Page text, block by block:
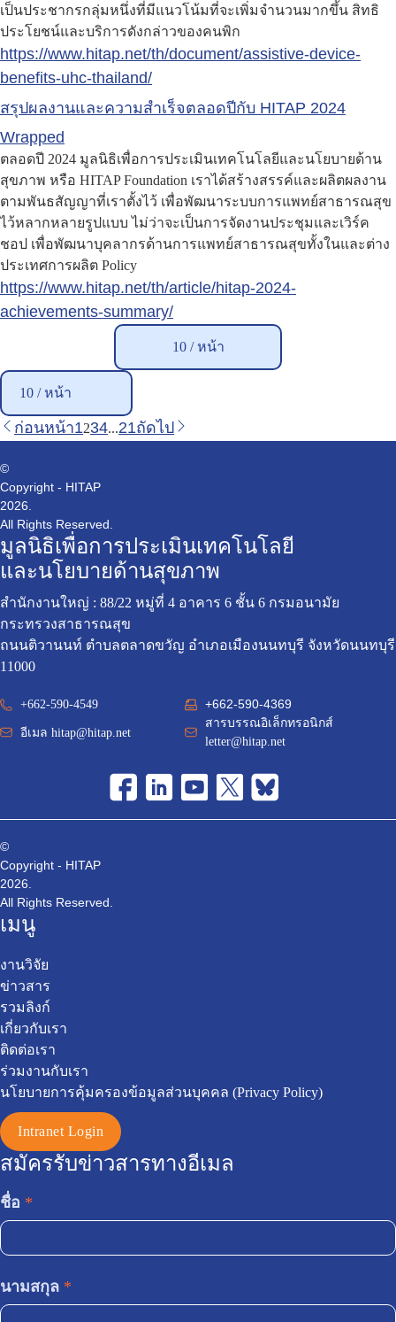
เป็นประชากรกลุ่มหนึ่งที่มีแนวโน้มที่จะเพิ่มจำนวนมากขึ้น สิทธิ
ประโยชน์และบริการดังกล่าวของคนพิก
https://www.hitap.net/th/document/assistive-device-
benefits-uhc-thailand/
สรุปผลงานและความสำเร็จตลอดปีกับ HITAP 2024
Wrapped
ตลอดปี 2024 มูลนิธิเพื่อการประเมินเทคโนโลยีและนโยบายด้าน
สุขภาพ หรือ HITAP Foundation เราได้สร้างสรรค์และผลิตผลงาน
ตามพันธสัญญาที่เราตั้งไว้ เพื่อพัฒนาระบบการแพทย์สาธารณสุข
ไว้หลากหลายรูปแบบ ไม่ว่าจะเป็นการจัดงานประชุมและเวิร์ค
ชอป เพื่อพัฒนาบุคลากรด้านการแพทย์สาธารณสุขทั้งในและต่าง
ประเทศการผลิต Policy
https://www.hitap.net/th/article/hitap-2024-
achievements-summary/
10 / หน้า
10 / หน้า
ก่อนหน้า1234...21ถัดไป
©
Copyright - HITAP
2026.
All Rights Reserved.
มูลนิธิเพื่อการประเมินเทคโนโลยี
และนโยบายด้านสุขภาพ
สำนักงานใหญ่ : 88/22 หมู่ที่ 4 อาคาร 6 ชั้น 6 กรมอนามัย
กระทรวงสาธารณสุข
ถนนติวานนท์ ตำบลตลาดขวัญ อำเภอเมืองนนทบุรี จังหวัดนนทบุรี
11000
+662-590-4549 +662-590-4369
อีเมล hitap@hitap.net
สารบรรณอิเล็กทรอนิกส์
letter@hitap.net
©
Copyright - HITAP
2026.
All Rights Reserved.
เมนู
งานวิจัย
ข่าวสาร
รวมลิงก์
เกี่ยวกับเรา
ติดต่อเรา
ร่วมงานกับเรา
นโยบายการคุ้มครองข้อมูลส่วนบุคคล (Privacy Policy)
Intranet Login
สมัครรับข่าวสารทางอีเมล
ชื่อ *
นามสกุล *